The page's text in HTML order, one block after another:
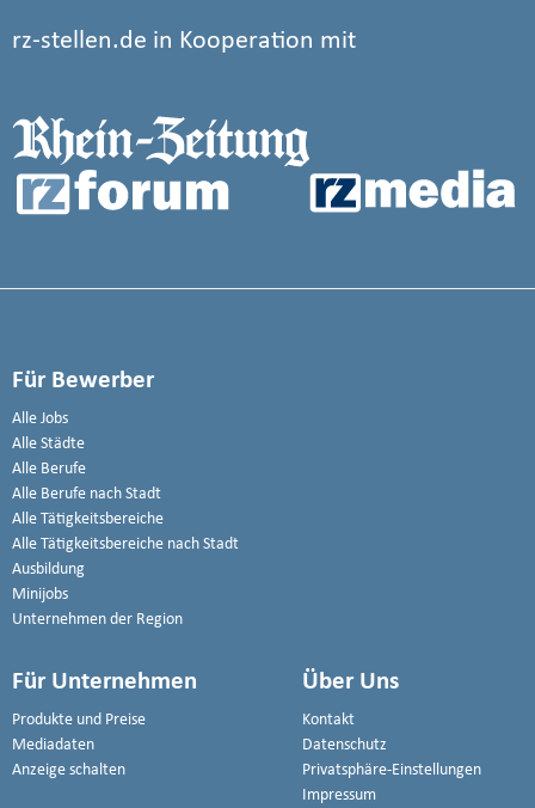
rz-stellen.de in Kooperation mit
Für Bewerber
Alle Jobs
Alle Städte
Alle Berufe
Alle Berufe nach Stadt
Alle Tätigkeitsbereiche
Alle Tätigkeitsbereiche nach Stadt
Ausbildung
Minijobs
Unternehmen der Region
Für Unternehmen
Produkte und Preise
Mediadaten
Anzeige schalten
Über Uns
Kontakt
Datenschutz
Privatsphäre-Einstellungen
Impressum